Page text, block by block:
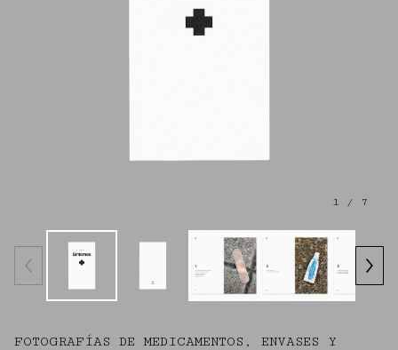
1 / 7
FOTOGRAFÍAS DE MEDICAMENTOS, ENVASES Y